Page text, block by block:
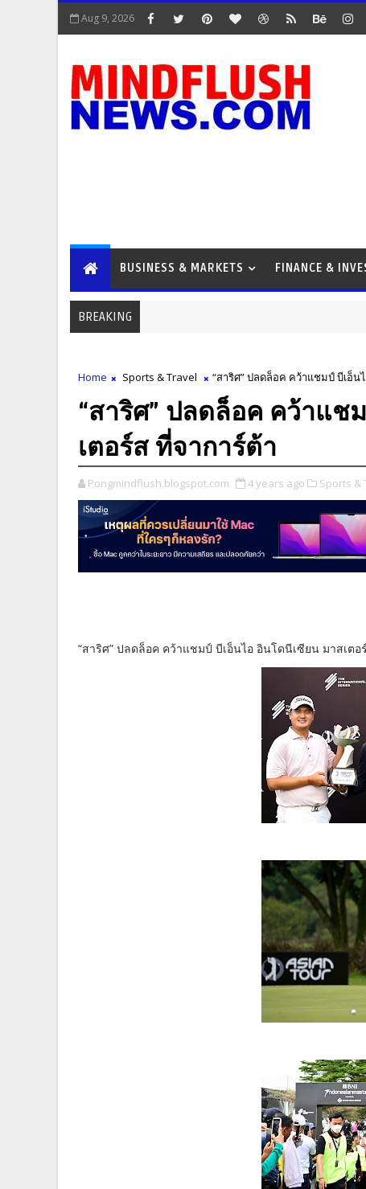
Aug 9, 2026
BUSINESS & MARKETS FINANCE &
BREAKING
Home Sports & Travel “สาริศ” ปลดล็อค คว้าแชมป์ บีเอ็
“สาริศ” ปลดล็อค คว้าแช
เตอร์ส ที่จาการ์ต้า
Pongmindflush.blogspot.com 4 years ago Sports &
“สาริศ” ปลดล็อค คว้าแชมป์ บีเอ็นไอ อินโดนีเซียน มาสเตอ